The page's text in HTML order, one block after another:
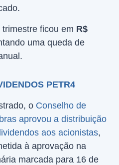
trimestre ficou em R$
uma queda de
PETR4
o Conselho de
aprovou a distribuição
aos acionistas,
à aprovação na
marcada para 16 de